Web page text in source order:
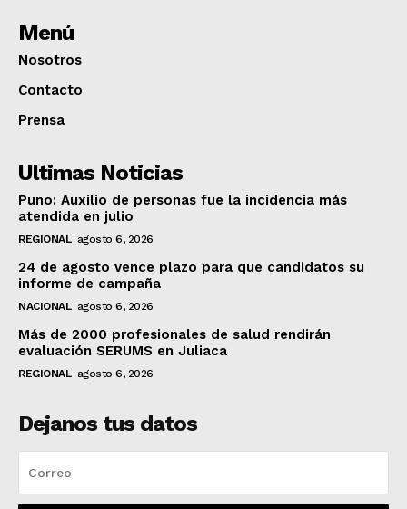
Menú
Nosotros
Contacto
Prensa
Ultimas Noticias
Puno: Auxilio de personas fue la incidencia más
atendida en julio
REGIONAL agosto 6, 2026
24 de agosto vence plazo para que candidatos su
informe de campaña
NACIONAL agosto 6, 2026
Más de 2000 profesionales de salud rendirán
evaluación SERUMS en Juliaca
REGIONAL agosto 6, 2026
Dejanos tus datos